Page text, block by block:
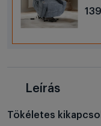
Leírás
Tökéletes